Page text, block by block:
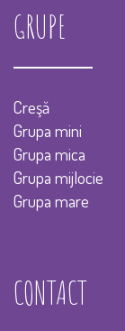
GRUPE
Creşă
Grupa mini
Grupa mica
Grupa mijlocie
Grupa mare
CONTACT